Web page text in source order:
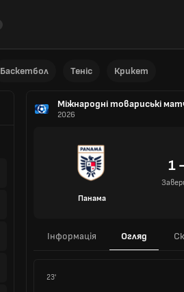
Баскетбол Теніс Крикет
Міжнародні товариські
2026
Панама
1
Інформація Огляд
23'